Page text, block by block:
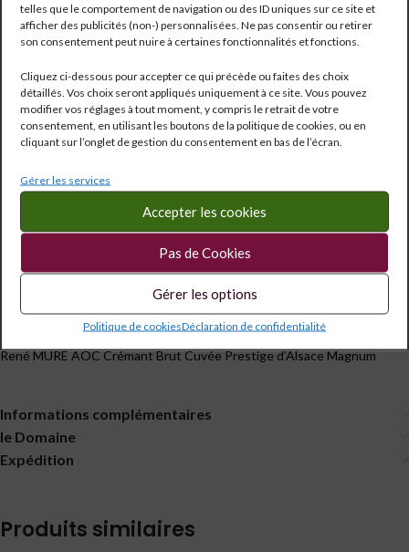
telles que le comportement de navigation ou des ID uniques sur ce site et
afficher des publicités (non-) personnalisées. Ne pas consentir ou retirer
son consentement peut nuire à certaines fonctionnalités et fonctions.
Cliquez ci-dessous pour accepter ce qui précède ou faites des choix
détaillés. Vos choix seront appliqués uniquement à ce site. Vous pouvez
modifier vos réglages à tout moment, y compris le retrait de votre
consentement, en utilisant les boutons de la politique de cookies, ou en
cliquant sur l’onglet de gestion du consentement en bas de l’écran.
Gérer les services
Accepter les cookies
Pas de Cookies
Gérer les options
Politique de cookiesDéclaration de confidentialité
Réf:207
Étiquettes :1.5 l,12.5°,Grand Format
Partagé
René MURÉ AOC Crémant Brut Cuvée Prestige d’Alsace Magnum
Informations complémentaires
le Domaine
Expédition
Produits similaires